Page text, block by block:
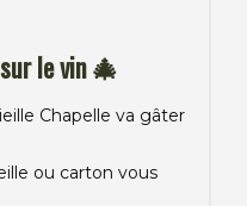
le vin 🎄
Chapelle va gâter
ou carton vous